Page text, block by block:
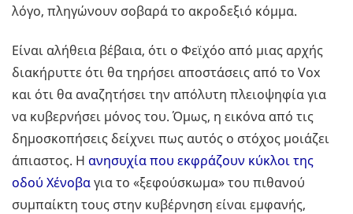
λόγο, πληγώνουν σοβαρά το ακροδεξιό κόμμα.
Είναι αλήθεια βέβαια, ότι ο Φεϊχόο από μιας αρχής
διακήρυττε ότι θα τηρήσει αποστάσεις από το Vox
και ότι θα αναζητήσει την απόλυτη πλειοψηφία για
να κυβερνήσει μόνος του. Όμως, η εικόνα από τις
δημοσκοπήσεις δείχνει πως αυτός ο στόχος μοιάζει
άπιαστος. Η ανησυχία που εκφράζουν κύκλοι της
οδού Χένοβαγια το «ξεφούσκωμα» του πιθανού
συμπαίκτη τους στην κυβέρνηση είναι εμφανής,